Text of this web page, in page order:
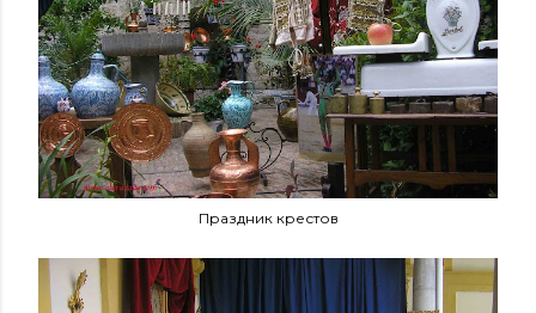
Праздник крестов